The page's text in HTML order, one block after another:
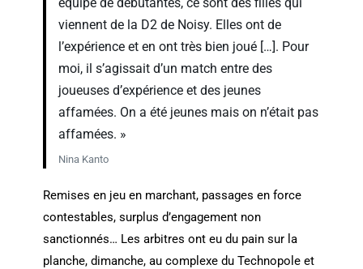
viennent de la D2 de Noisy. Elles ont de
l’expérience et en ont très bien joué […]. Pour
moi, il s’agissait d’un match entre des
joueuses d’expérience et des jeunes
affamées. On a été jeunes mais on n’était pas
affamées. »
Nina Kanto
Remises en jeu en marchant, passages en force
contestables, surplus d’engagement non
sanctionnés… Les arbitres ont eu du pain sur la
planche, dimanche, au complexe du Technopole et